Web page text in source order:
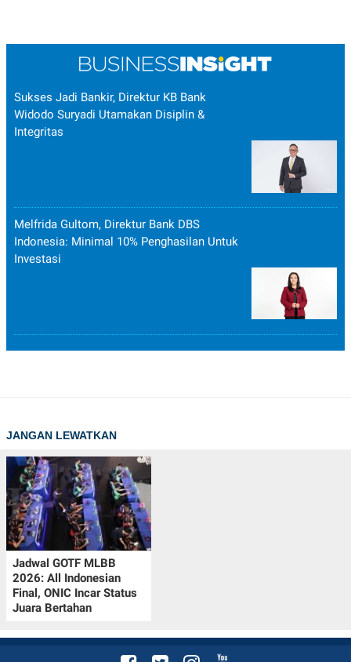
Sukses Jadi Bankir, Direktur KB Bank
Widodo Suryadi Utamakan Disiplin &
Integritas
Melfrida Gultom, Direktur Bank DBS
Indonesia: Minimal 10% Penghasilan Untuk
Investasi
JANGAN LEWATKAN
Jadwal GOTF MLBB
2026: All Indonesian
Final, ONIC Incar Status
Juara Bertahan